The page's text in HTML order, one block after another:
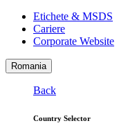
Etichete & MSDS
Cariere
Corporate Website
Romania
Back
Country Selector